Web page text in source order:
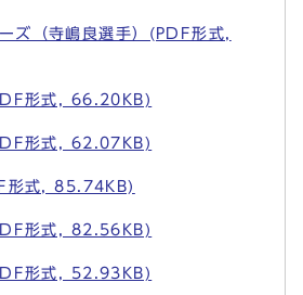
ズ（寺嶋良選手）(PDF形式,
形式, 66.20KB)
形式, 62.07KB)
形式, 85.74KB)
形式, 82.56KB)
形式, 52.93KB)